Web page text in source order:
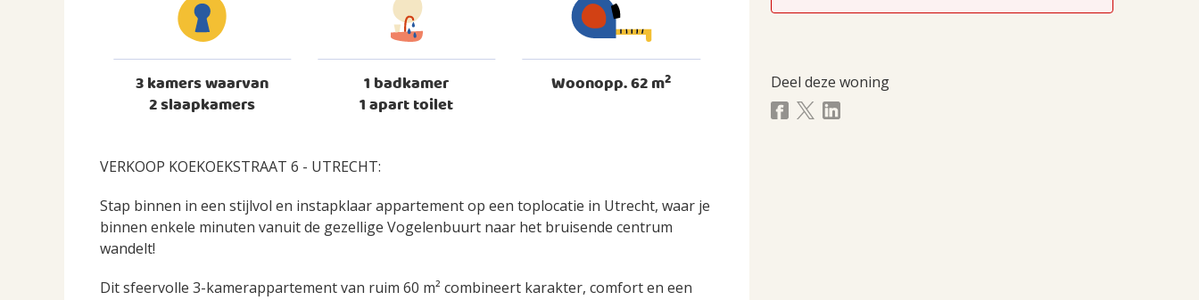
3 kamers waarvan
2 slaapkamers
1 badkamer
1 apart toilet
Woonopp. 62 m2
VERKOOP KOEKOEKSTRAAT 6 - UTRECHT:
Stap binnen in een stijlvol en instapklaar appartement op een toplocatie in Utrecht, waar je
binnen enkele minuten vanuit de gezellige Vogelenbuurt naar het bruisende centrum
wandelt!
Dit sfeervolle 3-kamerappartement van ruim 60 m² combineert karakter, comfort en een
Deel deze woning